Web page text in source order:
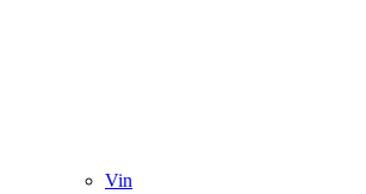
Vin